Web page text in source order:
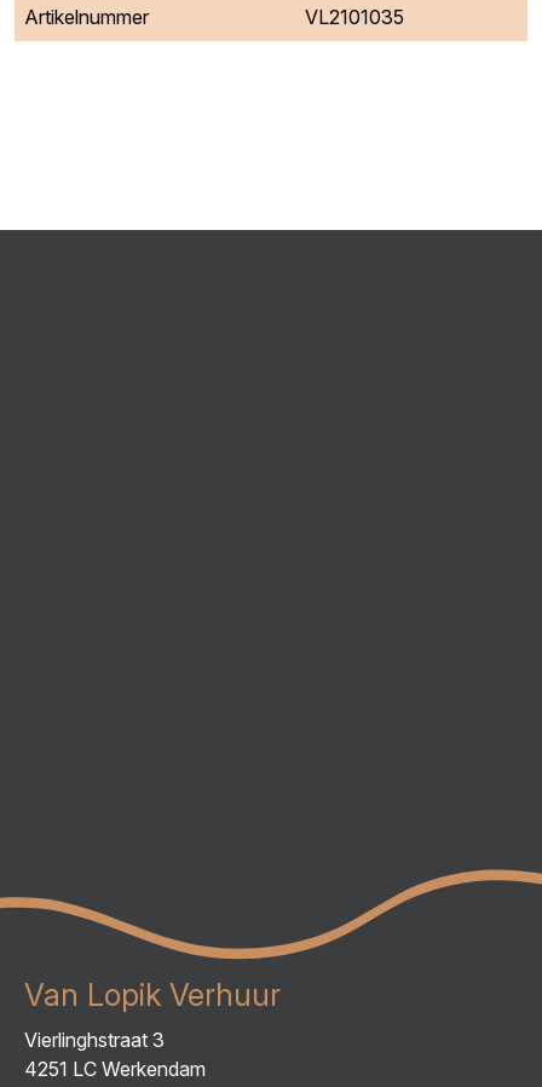
Artikelnummer VL2101035
Van Lopik Verhuur
Vierlinghstraat 3
4251 LC Werkendam